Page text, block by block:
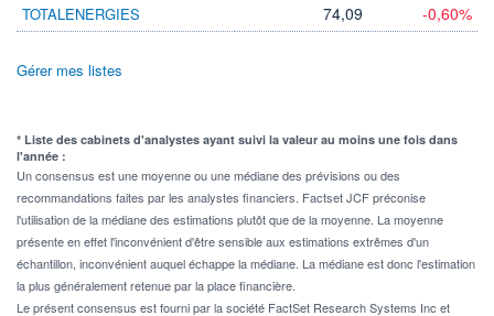
TOTALENERGIES 74,09 -0,60%
Gérer mes listes
* Liste des cabinets d'analystes ayant suivi la valeur au moins une fois dans
l'année :
Un consensus est une moyenne ou une médiane des prévisions ou des
recommandations faites par les analystes financiers. Factset JCF préconise
l'utilisation de la médiane des estimations plutôt que de la moyenne. La moyenne
présente en effet l'inconvénient d'être sensible aux estimations extrêmes d'un
échantillon, inconvénient auquel échappe la médiane. La médiane est donc l'estimation
la plus généralement retenue par la place financière.
Le présent consensus est fourni par la société FactSet Research Systems Inc et